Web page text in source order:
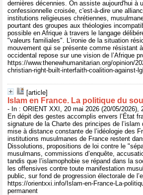
dernières décennies. On assiste aujourd'hui à
confessionnelle croisée, c'est-à-dire une
institutions religieuses chrétiennes,
pourtant des groupes aux théologies
possible en Afrique à travers le langage
"valeurs familiales". L’ironie de la situation
mouvement qui se présente comme résistant
occidental repose sur une vision de l’Afrique
https://www.thenewhumanitarian.org/opinion/
christian-right-built-interfaith-coalition-against-
[article]
Islam en France. La politique du
- In : ORIENT XXI, 20 mai 2026 (20/05/2026),
En dépit des gestes accomplis envers l’État
signature de la Charte des principes de
mise à distance constante de l’idéologie des
institutions musulmanes de France restent
Dissolutions, propositions de loi contre le
musulmans, commissions d’enquête,
tandis que l’islamophobie se répand dans la
les offensives contre toute manifestation
public, sur fond de progression électorale de
https://orientxxi.info/Islam-en-France-La-
permanent